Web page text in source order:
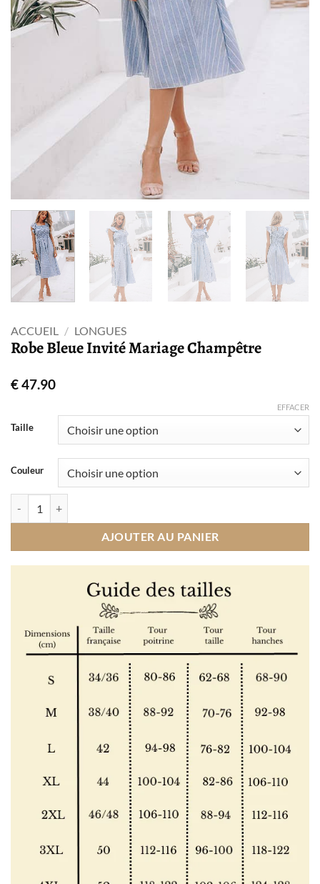
ACCUEIL / LONGUES
Robe Bleue Invité Mariage Champêtre
€47.90
Taille
Couleur
EFFACER
AJOUTER AU PANIER